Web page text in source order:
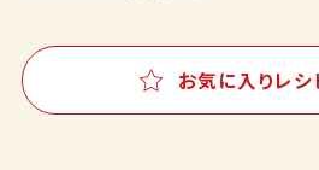
お気に入りレシ